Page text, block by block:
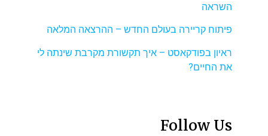
השראה
פיתוח קריירה בעולם החדש – ההרצאה המלאה
ראיון בפודקאסט – איך תקשורת מקרבת שינתה לי
את החיים?
Follow Us